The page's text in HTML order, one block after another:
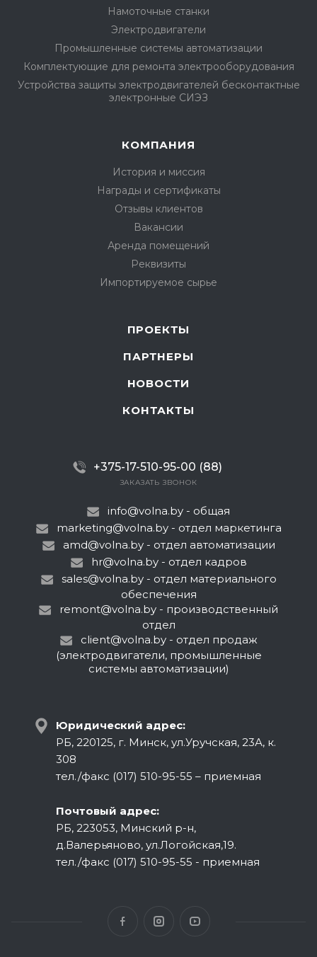
Намоточные станки
Электродвигатели
Промышленные системы автоматизации
Комплектующие для ремонта электрооборудования
Устройства защиты электродвигателей бесконтактные
электронные СИЭЗ
КОМПАНИЯ
История и миссия
Награды и сертификаты
Отзывы клиентов
Вакансии
Аренда помещений
Реквизиты
Импортируемое сырье
ПРОЕКТЫ
ПАРТНЕРЫ
НОВОСТИ
КОНТАКТЫ
+375-17-510-95-00 (88)
ЗАКАЗАТЬ ЗВОНОК
info@volna.by - общая
marketing@volna.by- отдел маркетинга
amd@volna.by- отдел автоматизации
hr@volna.by- отдел кадров
sales@volna.by- отдел материального
обеспечения
remont@volna.by - производственный
отдел
client@volna.by- отдел продаж
(электродвигатели, промышленные
системы автоматизации)
Юридический адрес:
РБ, 220125, г. Минск, ул.Уручская, 23А, к.
308
тел./факс (017) 510-95-55 – приемная
Почтовый адрес:
РБ, 223053, Минский р-н,
д.Валерьяново, ул.Логойская,19.
тел./факс (017) 510-95-55 - приемная